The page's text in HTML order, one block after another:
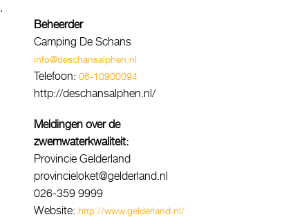
Beheerder
Camping De Schans
info@deschansalphen.nl
Telefoon: 06-10900094
http://deschansalphen.nl/
Meldingen over de
zwemwaterkwaliteit:
Provincie Gelderland
provincieloket@gelderland.nl
026-359 9999
Website: http://www.gelderland.nl/